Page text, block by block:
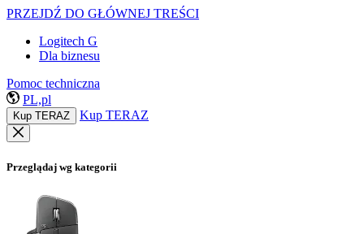
PRZEJDŹ DO GŁÓWNEJ TREŚCI
Logitech G
Dla biznesu
Pomoc techniczna
PL,pl
Kup TERAZ Kup TERAZ
Przeglądaj wg kategorii